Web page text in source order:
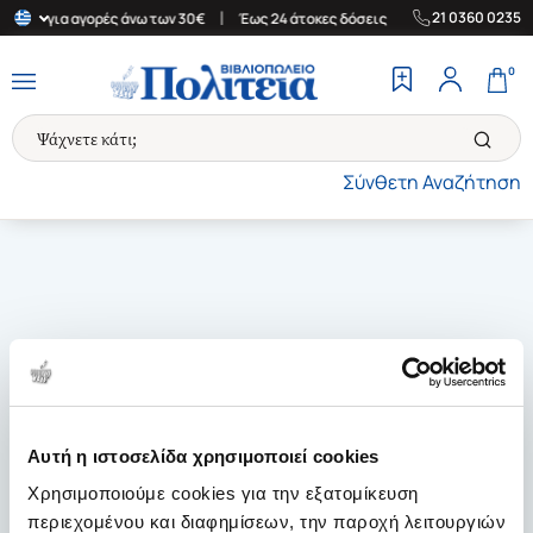
Αυτή η ιστοσελίδα χρησιμοποιεί cookies
Χρησιμοποιούμε cookies για την εξατομίκευση
περιεχομένου και διαφημίσεων, την παροχή λειτουργιών
για αγορές άνω των 30€ Έως 24 άτοκες δόσεις | Δωρεάν
21 0360 0235
Σύνθετη Αναζήτηση
0